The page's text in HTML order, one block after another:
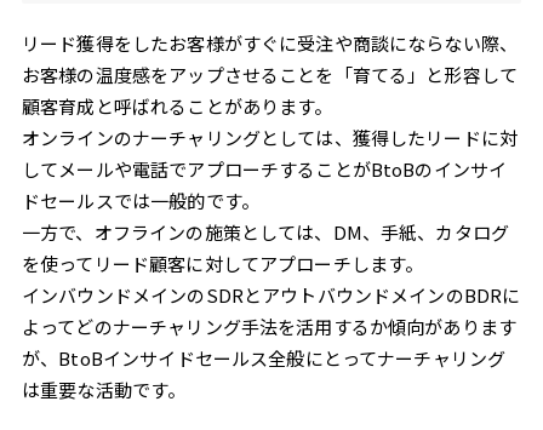
リード獲得をしたお客様がすぐに受注や商談にならない際、
お客様の温度感をアップさせることを「育てる」と形容して
顧客育成と呼ばれることがあります。
オンラインのナーチャリングとしては、獲得したリードに対
してメールや電話でアプローチすることがBtoBのインサイ
ドセールスでは一般的です。
一方で、オフラインの施策としては、DM、手紙、カタログ
を使ってリード顧客に対してアプローチします。
インバウンドメインのSDRとアウトバウンドメインのBDRに
よってどのナーチャリング手法を活用するか傾向があります
が、BtoBインサイドセールス全般にとってナーチャリング
は重要な活動です。